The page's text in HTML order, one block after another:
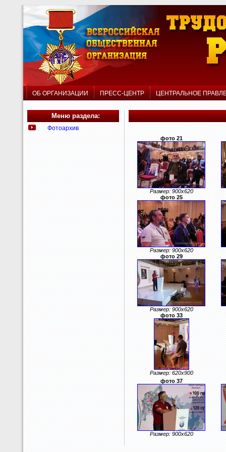
ОБ ОРГАНИЗАЦИИ ПРЕСС-ЦЕНТР ЦЕНТРАЛЬНОЕ
Меню раздела:
Фотоархив
фото 21
Размер: 900x620
фото 25
Размер: 900x620
фото 29
Размер: 900x620
фото 33
Размер: 620x900
фото 37
Размер: 900x620